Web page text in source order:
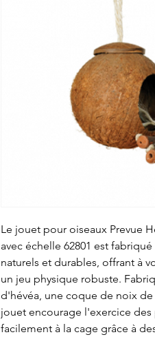
Le jouet pour oiseaux Prevue
avec échelle 62801 est
naturels et durables, offrant à
un jeu physique robuste.
d'hévéa, une coque de noix
jouet encourage l'exercice
facilement à la cage grâce à